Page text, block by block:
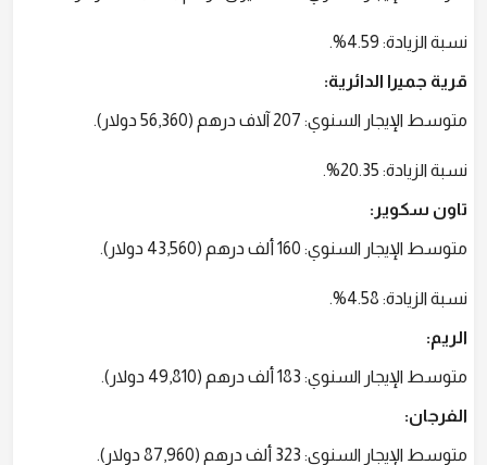
نسبة الزيادة: 4.59%.
قرية جميرا الدائرية:
متوسط الإيجار السنوي: 207 آلاف درهم (56,360 دولار).
نسبة الزيادة: 20.35%.
تاون سكوير:
متوسط الإيجار السنوي: 160 ألف درهم (43,560 دولار).
نسبة الزيادة: 4.58%.
الريم:
متوسط الإيجار السنوي: 183 ألف درهم (49,810 دولار).
الفرجان:
متوسط الإيجار السنوي: 323 ألف درهم (87,960 دولار).